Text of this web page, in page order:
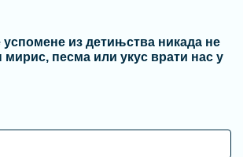
из детињства никада не
мирис, песма или укус врати нас у